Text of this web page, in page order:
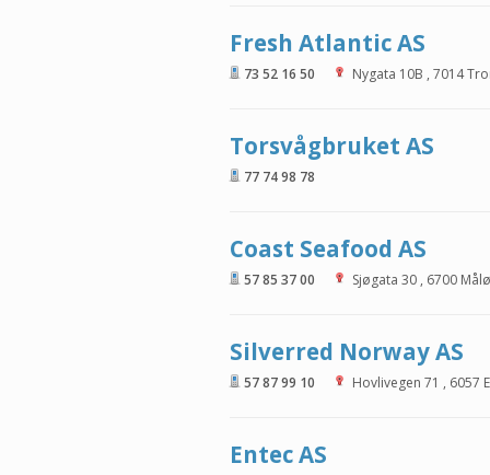
Fresh Atlantic AS
73 52 16 50 Nygata 10B , 7014
Torsvågbruket AS
77 74 98 78
Coast Seafood AS
57 85 37 00 Sjøgata 30 , 6700
Silverred Norway AS
57 87 99 10 Hovlivegen 71 , 6057
Entec AS